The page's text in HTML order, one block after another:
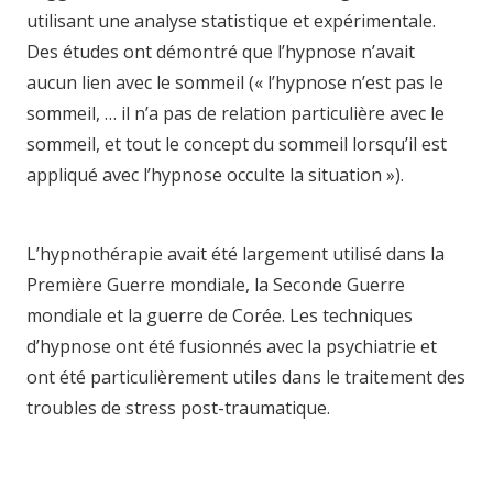
utilisant une analyse statistique et expérimentale.
Des études ont démontré que l’hypnose n’avait
aucun lien avec le sommeil (« l’hypnose n’est pas le
sommeil, … il n’a pas de relation particulière avec le
sommeil, et tout le concept du sommeil lorsqu’il est
appliqué avec l’hypnose occulte la situation »).
L’hypnothérapie avait été largement utilisé dans la
Première Guerre mondiale, la Seconde Guerre
mondiale et la guerre de Corée. Les techniques
d’hypnose ont été fusionnés avec la psychiatrie et
ont été particulièrement utiles dans le traitement des
troubles de stress post-traumatique.